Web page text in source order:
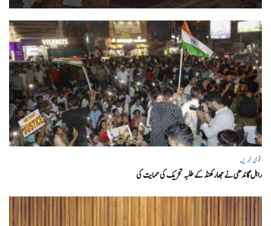
قومی خبریں
راہل گاندھی نے جھارکھنڈ کے طلبہ تحریک کی حمایت کی